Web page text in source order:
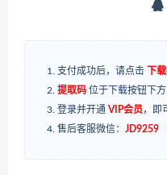
支付成功后，请点击 下
提取码 位于下载按钮下方
登录并开通 VIP会员 ，即
售后客服微信： JD9259